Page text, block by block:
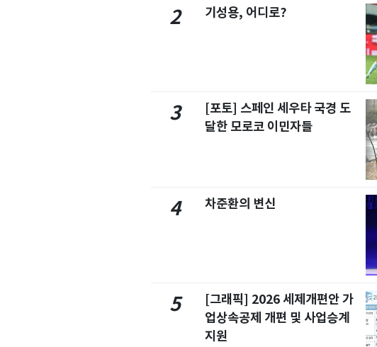
2 기성용, 어디로?
3
[포토] 스페인 세우타 국경 도
달한 모로코 이민자들
4 차준환의 변신
5
[그래픽] 2026 세제개편안 가
업상속공제 개편 및 사업승계
지원